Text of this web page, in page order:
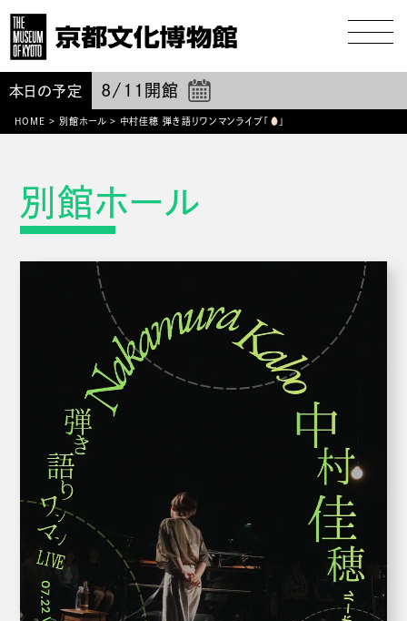
本日の予定 8/11 開館
HOME > 別館ホール> 中村佳穂 弾き語りワンマンライブ「 」